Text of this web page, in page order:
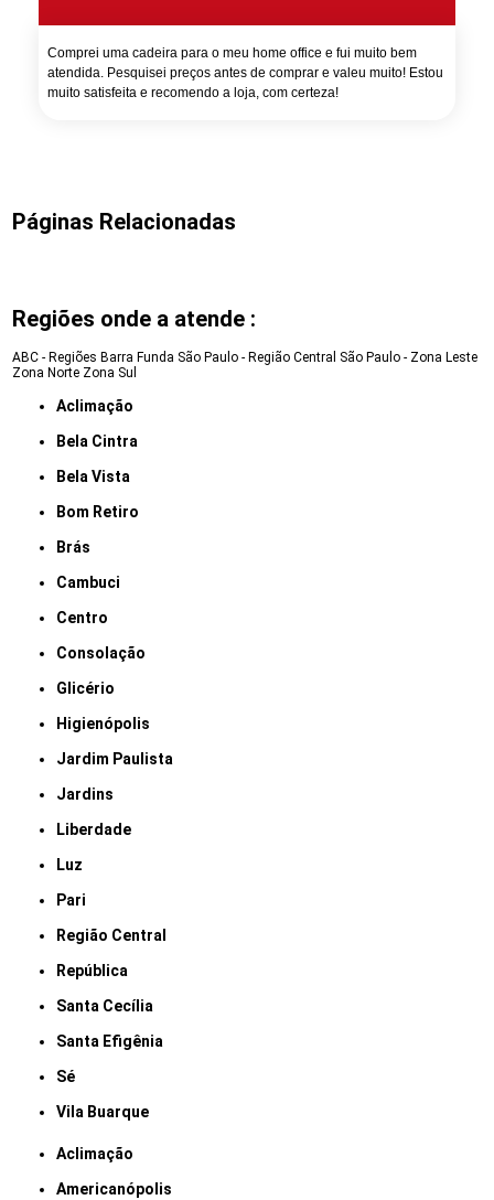
Comprei uma cadeira para o meu home office e fui muito bem
atendida. Pesquisei preços antes de comprar e valeu muito! Estou
muito satisfeita e recomendo a loja, com certeza!
Páginas Relacionadas
Regiões onde a atende :
ABC - Regiões Barra Funda São Paulo - Região Central São Paulo - Zona Leste
Zona Norte Zona Sul
Aclimação
Bela Cintra
Bela Vista
Bom Retiro
Brás
Cambuci
Centro
Consolação
Glicério
Higienópolis
Jardim Paulista
Jardins
Liberdade
Luz
Pari
Região Central
República
Santa Cecília
Santa Efigênia
Sé
Vila Buarque
Aclimação
Americanópolis